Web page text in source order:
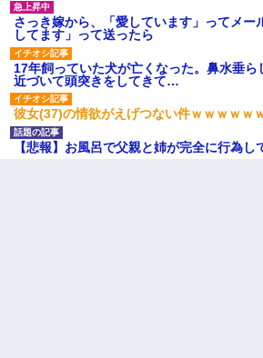
さっき嫁から、「愛しています」ってメー
してます」って送ったら
17年飼っていた犬が亡くなった。鼻水垂
近づいて頭突きをしてきて…
彼女(37)の情欲がえげつない件ｗｗｗｗｗ
【悲報】お風呂で父親と姉が完全に行為し